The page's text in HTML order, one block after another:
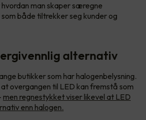
man skaper særegne
som både tiltrekker seg kunder og
alternativ
butikker som har halogenbelysning.
overgangen til LED kan fremstå som
men regnestykket viser likevel at LED
enn halogen.